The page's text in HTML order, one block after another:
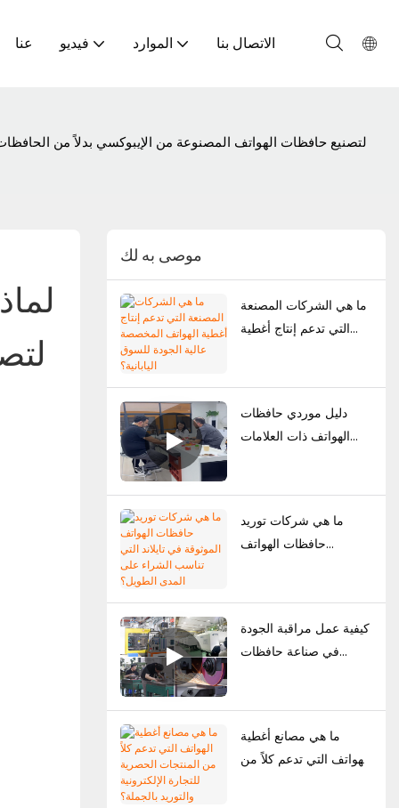
عنا فيديو الموارد الاتصال بنا
موصى به لك
ما هي الشركات المصنعة
التي تدعم إنتاج أغطية
دليل موردي حافظات
الهواتف ذات العلامات
حافظات الهواتف
ما هي شركات توريد
حافظات الهواتف
كيفية عمل مراقبة الجودة
في صناعة حافظات
ما هي مصانع أغطية
الهواتف التي تدعم كلاً من